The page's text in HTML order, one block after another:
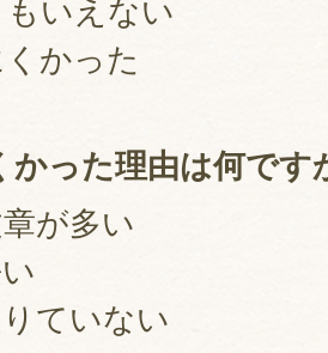
いえない
かった
かった理由は何です
が多い
ていない